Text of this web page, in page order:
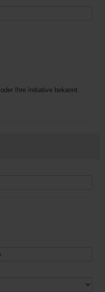
Ihre Initiative bekannt.